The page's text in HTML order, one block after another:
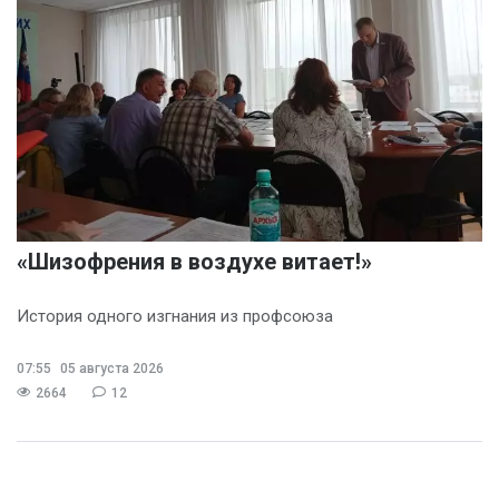
«Шизофрения в воздухе витает!»
История одного изгнания из профсоюза
07:55
05 августа 2026
2664
12